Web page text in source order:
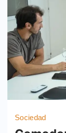
Sociedad